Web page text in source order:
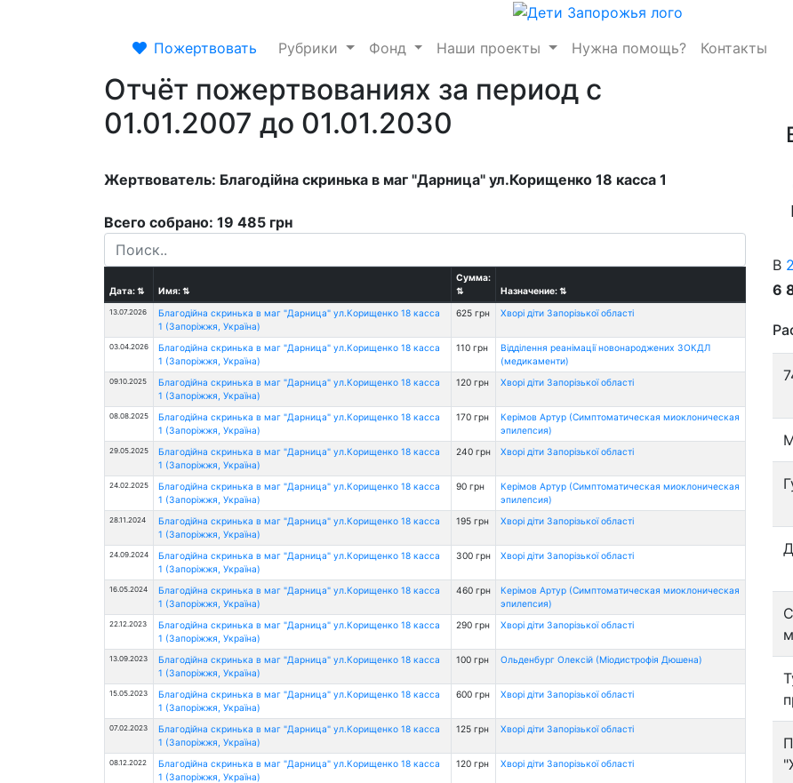
Пожертвовать Рубрики Фонд Наши проекты Нужна помощь? Контакты
Отчёт пожертвованиях за период с
01.01.2007 до 01.01.2030
Жертвователь: Благодійна скринька в маг "Дарница" ул.Корищенко 18 касса 1
Всего собрано: 19 485 грн
Дата:⇅ Имя:⇅
Сумма:
⇅
Назначение:⇅
13.07.2026
Благодійна скринька в маг "Дарница" ул.Корищенко 18 касса
1 (Запоріжжя, Україна)
625 грн Хворі діти Запорізької області
03.04.2026
Благодійна скринька в маг "Дарница" ул.Корищенко 18 касса
1 (Запоріжжя, Україна)
110 грн
Відділення реанімації новонароджених ЗОКДЛ
(медикаменти)
09.10.2025
Благодійна скринька в маг "Дарница" ул.Корищенко 18 касса
1 (Запоріжжя, Україна)
120 грн Хворі діти Запорізької області
08.08.2025
Благодійна скринька в маг "Дарница" ул.Корищенко 18 касса
1 (Запоріжжя, Україна)
170 грн
Керімов Артур (Симптоматическая миоклоническая
эпилепсия)
29.05.2025
Благодійна скринька в маг "Дарница" ул.Корищенко 18 касса
1 (Запоріжжя, Україна)
240 грн Хворі діти Запорізької області
24.02.2025
Благодійна скринька в маг "Дарница" ул.Корищенко 18 касса
1 (Запоріжжя, Україна)
90 грн
Керімов Артур (Симптоматическая миоклоническая
эпилепсия)
28.11.2024
Благодійна скринька в маг "Дарница" ул.Корищенко 18 касса
1 (Запоріжжя, Україна)
195 грн Хворі діти Запорізької області
24.09.2024
Благодійна скринька в маг "Дарница" ул.Корищенко 18 касса
1 (Запоріжжя, Україна)
300 грн Хворі діти Запорізької області
16.05.2024
Благодійна скринька в маг "Дарница" ул.Корищенко 18 касса
1 (Запоріжжя, Україна)
460 грн
Керімов Артур (Симптоматическая миоклоническая
эпилепсия)
22.12.2023
Благодійна скринька в маг "Дарница" ул.Корищенко 18 касса
1 (Запоріжжя, Україна)
290 грн Хворі діти Запорізької області
13.09.2023
Благодійна скринька в маг "Дарница" ул.Корищенко 18 касса
1 (Запоріжжя, Україна)
100 грн Ольденбург Олексій (Міодистрофія Дюшена)
15.05.2023
Благодійна скринька в маг "Дарница" ул.Корищенко 18 касса
1 (Запоріжжя, Україна)
600 грн Хворі діти Запорізької області
07.02.2023
Благодійна скринька в маг "Дарница" ул.Корищенко 18 касса
1 (Запоріжжя, Україна)
125 грн Хворі діти Запорізької області
08.12.2022
Благодійна скринька в маг "Дарница" ул.Корищенко 18 касса
1 (Запоріжжя, Україна)
120 грн Хворі діти Запорізької області
В
6